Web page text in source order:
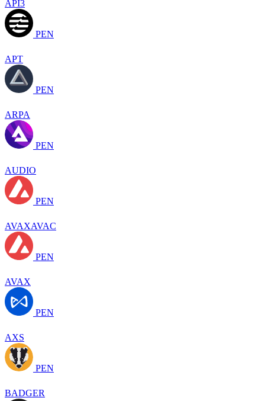
API3
PEN
APT
PEN
ARPA
PEN
AUDIO
PEN
AVAXAVAC
PEN
AVAX
PEN
AXS
PEN
BADGER